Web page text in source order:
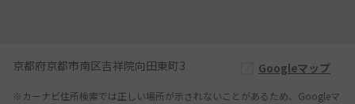
京都府京都市南区吉祥院向田東町3 Googleマップ
※カーナビ住所検索では正しい場所が示されないことがあるため、Googleマ